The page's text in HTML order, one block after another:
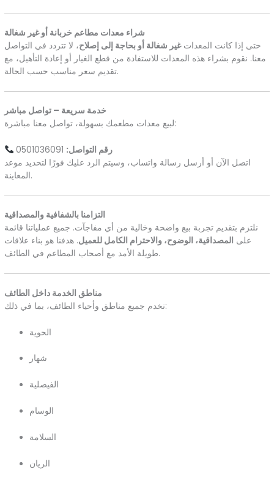
شراء معدات مطاعم خربانة أو غير شغالة
حتى إذا كانت المعداتغير شغالة أو بحاجة إلى إصلاح، لا تتردد في التواصل
معنا. نقوم بشراء هذه المعدات للاستفادة من قطع الغيار أو إعادة التأهيل، مع
تقديم سعر مناسب حسب الحالة.
خدمة سريعة – تواصل مباشر
لبيع معدات مطعمك بسهولة، تواصل معنا مباشرة:
رقم التواصل:
اتصل الآن أو أرسل رسالة واتساب، وسيتم الرد عليك فورًا لتحديد موعد
المعاينة.
التزامنا بالشفافية والمصداقية
نلتزم بتقديم تجربة بيع واضحة وخالية من أي مفاجآت. جميع عملياتنا قائمة
على المصداقية، الوضوح، والاحترام الكامل للعميل. هدفنا هو بناء علاقات
طويلة الأمد مع أصحاب المطاعم في الطائف.
مناطق الخدمة داخل الطائف
نخدم جميع مناطق وأحياء الطائف، بما في ذلك:
الحوية
شهار
الفيصلية
الوسام
السلامة
الريان